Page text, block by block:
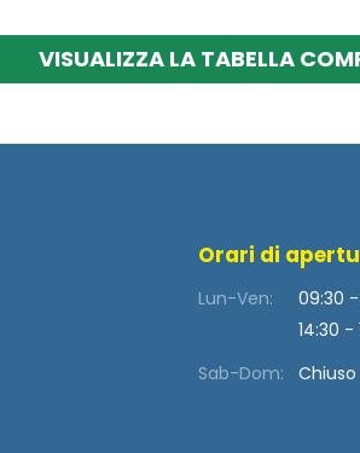
VISUALIZZA LA TABELLA
Orari di
Lun-Ven:
09:30 -
14:30 -
Sab-Dom:
Chiuso